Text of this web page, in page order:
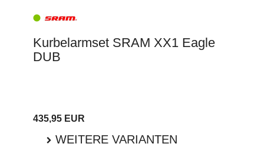
Kurbelarmset SRAM XX1 Eagle
DUB
435,95 EUR
WEITERE VARIANTEN